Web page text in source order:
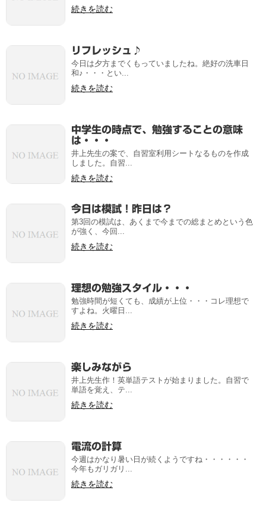
続きを読む
リフレッシュ♪
今日は夕方までくもっていましたね。絶好の洗車日
和♪・・・とい...
続きを読む
中学生の時点で、勉強することの意味
は・・・
井上先生の案で、自習室利用シートなるものを作成
しました。自習...
続きを読む
今日は模試！昨日は？
第3回の模試は、あくまで今までの総まとめという色
が強く、今回...
続きを読む
理想の勉強スタイル・・・
勉強時間が短くても、成績が上位・・・コレ理想で
すよね。火曜日...
続きを読む
楽しみながら
井上先生作！英単語テストが始まりました。自習で
単語を覚え、テ...
続きを読む
電流の計算
今週はかなり暑い日が続くようですね・・・・・・
今年もガリガリ...
続きを読む